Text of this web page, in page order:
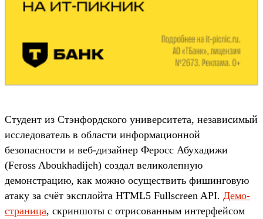
Студент из Стэнфордского университета, независимый
исследователь в области информационной
безопасности и веб-дизайнер Феросс Абухадижи
(Feross Aboukhadijeh) создал великолепную
демонстрацию, как можно осуществить фишинговую
атаку за счёт эксплойта HTML5 Fullscreen API. Демо-
страница, скриншоты с отрисованным интерфейсом